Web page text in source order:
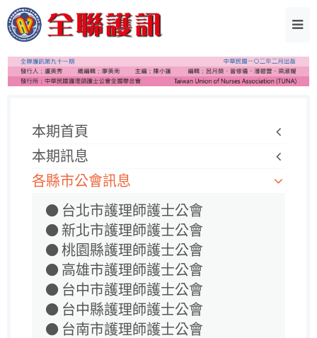
本期首頁
本期訊息
各縣市公會訊息
台北市護理師護士公會
新北市護理師護士公會
桃園縣護理師護士公會
高雄市護理師護士公會
台中市護理師護士公會
台中縣護理師護士公會
台南市護理師護士公會